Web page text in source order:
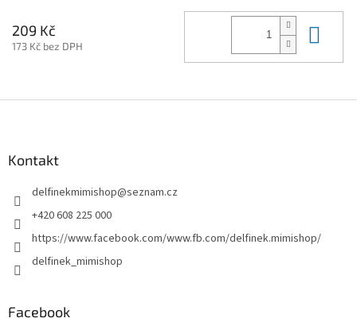
209 Kč
173 Kč bez DPH
Kontakt
delfinekmimishop@seznam.cz
+420 608 225 000
https://www.facebook.com/www.fb.com/delfinek.mimishop/
delfinek_mimishop
Facebook